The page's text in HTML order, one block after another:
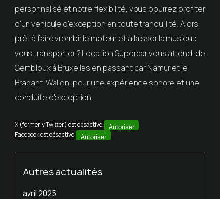
personnalisé et notre flexibilité, vous pourrez profiter
d'un véhicule d'exception en toute tranquillité. Alors,
prêt à faire vrombir le moteur et à laisser la musique
vous transporter ? Location Supercar vous attend, de
Gembloux à Bruxelles en passant par Namur et le
Brabant-Wallon, pour une expérience sonore et une
conduite d'exception.
X (formerly Twitter) est désactivé. Autoriser
Facebook est désactivé. Autoriser
Autres actualités
avril 2025